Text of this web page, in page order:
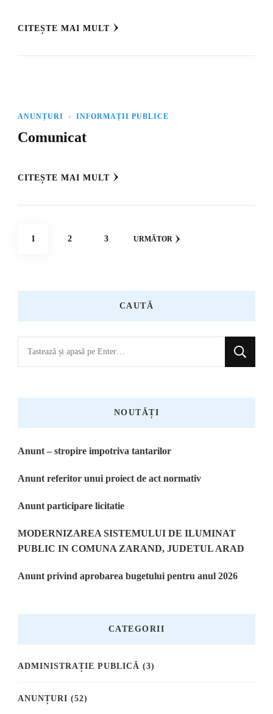
CITEȘTE MAI MULT
ANUNȚURI INFORMAȚII PUBLICE
Comunicat
CITEȘTE MAI MULT
Navigare
PAGINĂ
1 PAGINĂ
2 PAGINĂ
3 URMĂTOR
CAUTĂ
ceva?
NOUTĂȚI
Anunt – stropire impotriva tantarilor
Anunt referitor unui proiect de act normativ
Anunt participare licitatie
MODERNIZAREA SISTEMULUI DE ILUMINAT
PUBLIC IN COMUNA ZARAND, JUDETUL ARAD
Anunt privind aprobarea bugetului pentru anul 2026
CATEGORII
ADMINISTRAȚIE PUBLICĂ (3)
ANUNȚURI (52)